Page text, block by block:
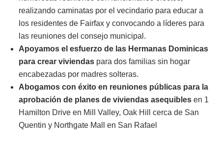
realizando caminatas por el vecindario para educar a
los residentes de Fairfax y convocando a líderes para
las reuniones del consejo municipal.
Apoyamos el esfuerzo de las Hermanas Dominicas
para crear viviendas para dos familias sin hogar
encabezadas por madres solteras.
Abogamos con éxito en reuniones públicas para la
aprobación de planes de viviendas asequibles en 1
Hamilton Drive en Mill Valley, Oak Hill cerca de San
Quentin y Northgate Mall en San Rafael